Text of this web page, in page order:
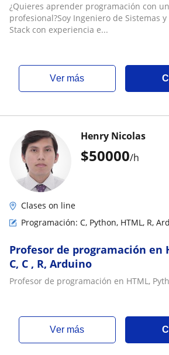
¿Quieres aprender programación con
profesional?Soy Ingeniero de Sistemas
Stack con experiencia e...
ver más
$50000/h
Henry Nicolas
Clases on line
Programación: C, Python, HTML, R,
Profesor de programación en
C, C , R, Arduino
Profesor de programación en HTML,
ver más